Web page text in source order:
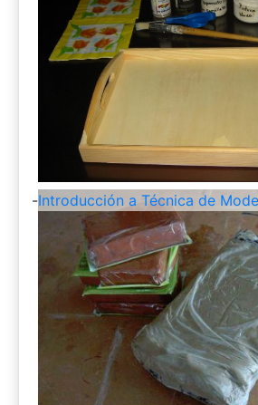
-Introducción a Técnica de